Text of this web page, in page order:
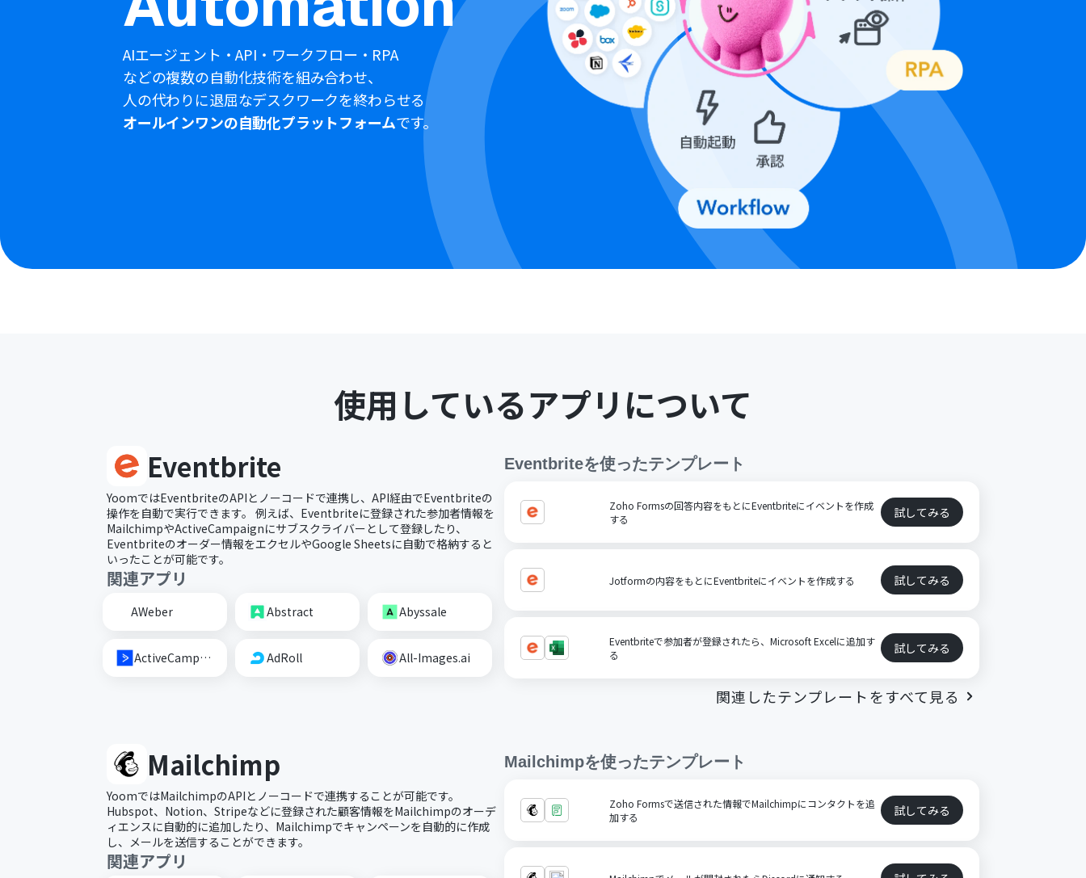
AIエージェント・API・ワークフロー・RPA
などの複数の自動化技術を組み合わせ、
人の代わりに退屈なデスクワークを終わらせる
オールインワンの自動化プラットフォームです。
使用しているアプリについて
Eventbrite
YoomではEventbriteのAPIとノーコードで連携し、API経由でEventbriteの
操作を自動で実行できます。 例えば、Eventbriteに登録された参加者情報を
MailchimpやActiveCampaignにサブスクライバーとして登録したり、
Eventbriteのオーダー情報をエクセルやGoogle Sheetsに自動で格納すると
いったことが可能です。
関連アプリ
AWeber Abstract Abyssale
ActiveCampaign AdRoll All-Images.ai
Eventbriteを使ったテンプレート
Zoho Formsの回答内容をもとにEventbriteにイベントを作成
する
試してみる
Jotformの内容をもとにEventbriteにイベントを作成する 試してみる
Eventbriteで参加者が登録されたら、Microsoft Excelに追加す
る
試してみる
関連したテンプレートをすべて見る
Mailchimp
YoomではMailchimpのAPIとノーコードで連携することが可能です。
Hubspot、Notion、Stripeなどに登録された顧客情報をMailchimpのオーデ
ィエンスに自動的に追加したり、Mailchimpでキャンペーンを自動的に作成
し、メールを送信することができます。
関連アプリ
Mailchimpを使ったテンプレート
Zoho Formsで送信された情報でMailchimpにコンタクトを追
加する
試してみる